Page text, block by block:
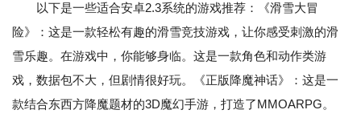
以下是一些适合安卓2.3系统的游戏推荐：《滑雪大冒
险》：这是一款轻松有趣的滑雪竞技游戏，让你感受刺激的滑
雪乐趣。在游戏中，你能够身临。这是一款角色和动作类游
戏，数据包不大，但剧情很好玩。《正版降魔神话》：这是一
款结合东西方降魔题材的3D魔幻手游，打造了MMOARPG。